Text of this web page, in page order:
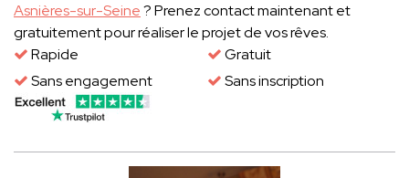
Asnières-sur-Seine? Prenez contact maintenant et
gratuitement pour réaliser le projet de vos rêves.
Rapide
Gratuit
Sans engagement
Sans inscription